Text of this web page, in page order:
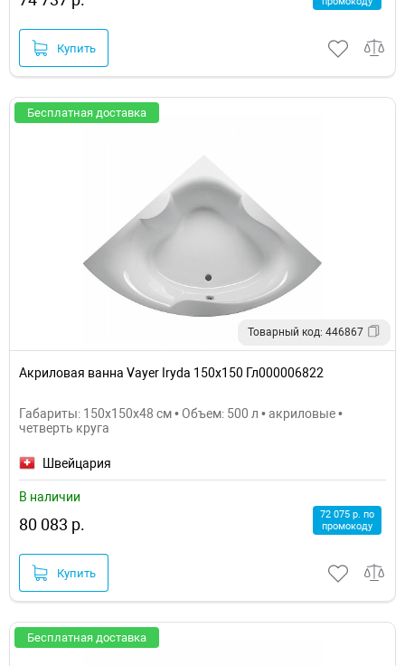
Купить
Бесплатная доставка
Товарный код: 446867
Акриловая ванна Vayer Iryda 150x150 Гл000006822
Габариты: 150x150x48 см • Объем: 500 л • акриловые •
четверть круга
Швейцария
В наличии
80 083 р.
72 075 р. по
промокоду
Купить
Бесплатная доставка